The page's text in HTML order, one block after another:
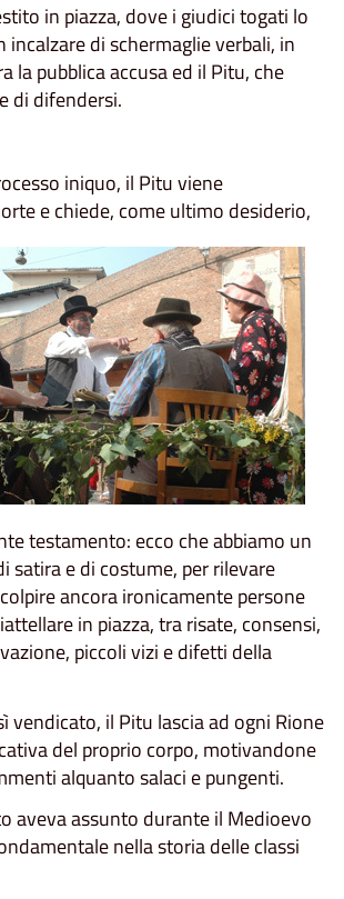
in piazza, dove i giudici togati lo
incalzare di schermaglie verbali, in
la pubblica accusa ed il Pitu, che
di difendersi.
iniquo, il Pitu viene
e chiede, come ultimo desiderio,
testamento: ecco che abbiamo un
satira e di costume, per rilevare
ancora ironicamente persone
in piazza, tra risate, consensi,
piccoli vizi e difetti della
vendicato, il Pitu lascia ad ogni Rione
del proprio corpo, motivandone
alquanto salaci e pungenti.
aveva assunto durante il Medioevo
nella storia delle classi